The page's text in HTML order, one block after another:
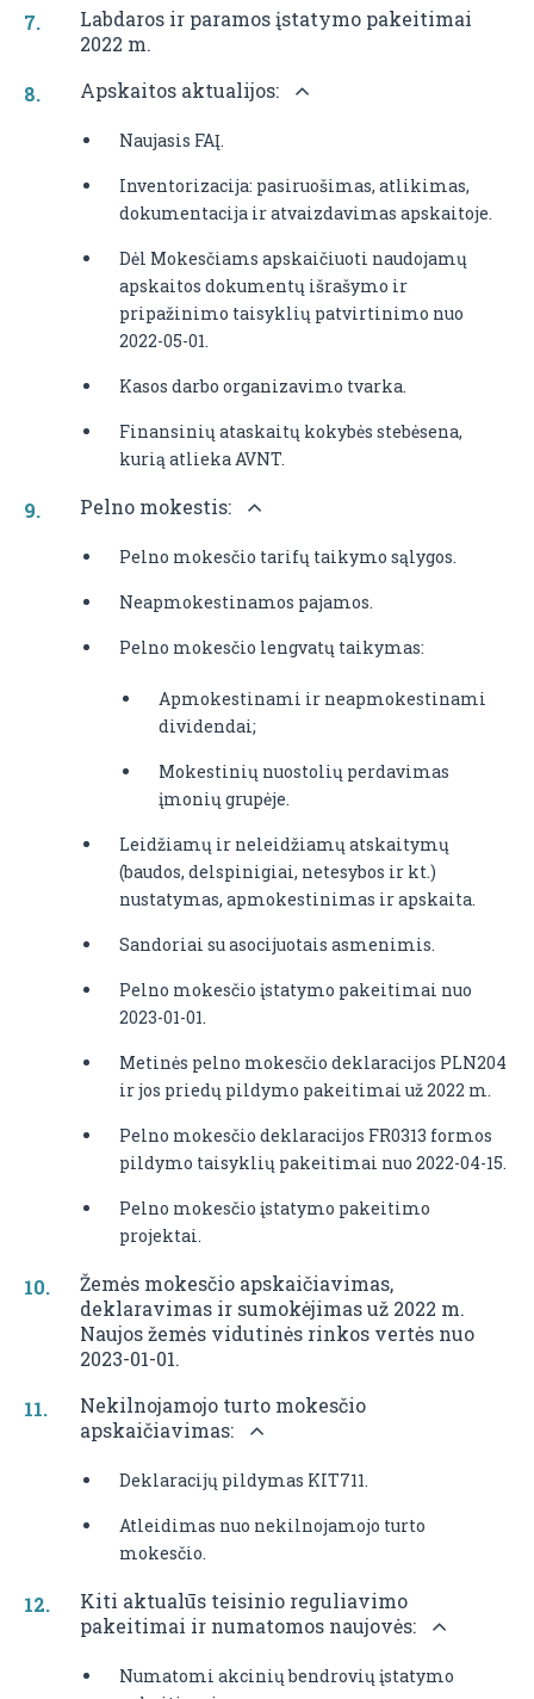
Labdaros ir paramos įstatymo pakeitimai
2022 m.
Apskaitos aktualijos:
Naujasis FAĮ.
Inventorizacija: pasiruošimas, atlikimas,
dokumentacija ir atvaizdavimas apskaitoje.
Dėl Mokesčiams apskaičiuoti naudojamų
apskaitos dokumentų išrašymo ir
pripažinimo taisyklių patvirtinimo nuo
2022-05-01.
Kasos darbo organizavimo tvarka.
Finansinių ataskaitų kokybės stebėsena,
kurią atlieka AVNT.
Pelno mokestis:
Pelno mokesčio tarifų taikymo sąlygos.
Neapmokestinamos pajamos.
Pelno mokesčio lengvatų taikymas:
Apmokestinami ir neapmokestinami
dividendai;
Mokestinių nuostolių perdavimas
įmonių grupėje.
Leidžiamų ir neleidžiamų atskaitymų
(baudos, delspinigiai, netesybos ir kt.)
nustatymas, apmokestinimas ir apskaita.
Sandoriai su asocijuotais asmenimis.
Pelno mokesčio įstatymo pakeitimai nuo
2023-01-01.
Metinės pelno mokesčio deklaracijos PLN204
ir jos priedų pildymo pakeitimai už 2022 m.
Pelno mokesčio deklaracijos FR0313 formos
pildymo taisyklių pakeitimai nuo 2022-04-15.
Pelno mokesčio įstatymo pakeitimo
projektai.
Žemės mokesčio apskaičiavimas,
deklaravimas ir sumokėjimas už 2022 m.
Naujos žemės vidutinės rinkos vertės nuo
2023-01-01.
Nekilnojamojo turto mokesčio
apskaičiavimas:
Deklaracijų pildymas KIT711.
Atleidimas nuo nekilnojamojo turto
mokesčio.
Kiti aktualūs teisinio reguliavimo
pakeitimai ir numatomos naujovės:
Numatomi akcinių bendrovių įstatymo